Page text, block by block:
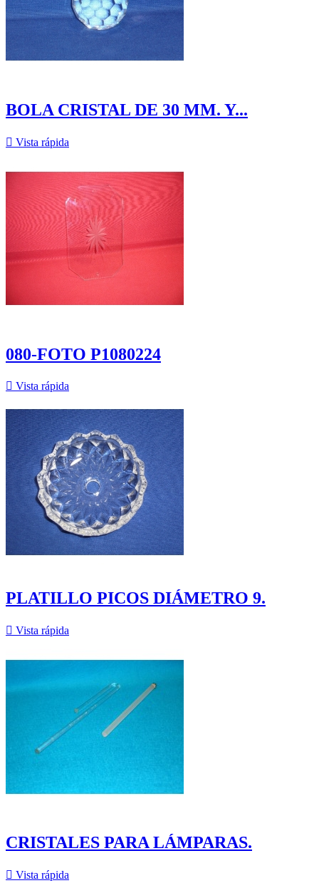
BOLA CRISTAL DE 30 MM. Y...
 Vista rápida
080-FOTO P1080224
 Vista rápida
PLATILLO PICOS DIÁMETRO 9.
 Vista rápida
CRISTALES PARA LÁMPARAS.
 Vista rápida